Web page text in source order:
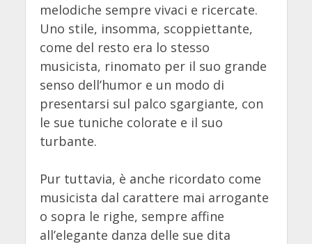
melodiche sempre vivaci e ricercate.
Uno stile, insomma, scoppiettante,
come del resto era lo stesso
musicista, rinomato per il suo grande
senso dell’humor e un modo di
presentarsi sul palco sgargiante, con
le sue tuniche colorate e il suo
turbante.
Pur tuttavia, è anche ricordato come
musicista dal carattere mai arrogante
o sopra le righe, sempre affine
all’elegante danza delle sue dita